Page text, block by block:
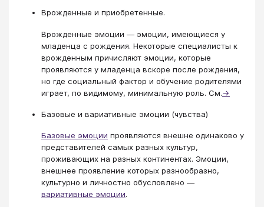
Врожденные и приобретенные.
Врожденные эмоции — эмоции, имеющиеся у
младенца с рождения. Некоторые специалисты к
врожденным причисляют эмоции, которые
проявляются у младенца вскоре после рождения,
но где социальный фактор и обучение родителями
играет, по видимому, минимальную роль. См.→
Базовые и вариативные эмоции (чувства)
Базовые эмоции проявляются внешне одинаково у
представителей самых разных культур,
проживающих на разных континентах. Эмоции,
внешнее проявление которых разнообразно,
культурно и личностно обусловлено —
вариативные эмоции.